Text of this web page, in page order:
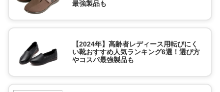
最強製品も
【2024年】高齢者レディース用転びにく
い靴おすすめ人気ランキング6選！選び方
やコスパ最強製品も